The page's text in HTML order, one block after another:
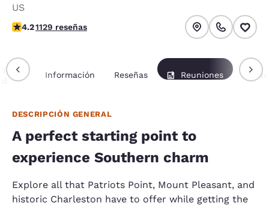
US
calificación de 4.19 estrellas. Muy bueno.
4.21129 reseñas
Información Reseñas Reuniones
DESCRIPCIÓN GENERAL
A perfect starting point to
experience Southern charm
Explore all that Patriots Point, Mount Pleasant, and
historic Charleston have to offer while getting the